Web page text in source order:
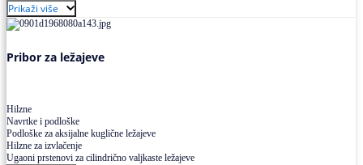
Prikaži više
Pribor za ležajeve
Hilzne
Navrtke i podloške
Podloške za aksijalne kuglične ležajeve
Hilzne za izvlačenje
Ugaoni prstenovi za cilindrično valjkaste ležajeve